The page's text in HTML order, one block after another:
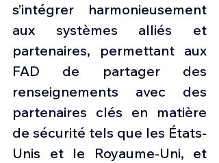
s’intégrer harmonieusement
aux systèmes alliés et
partenaires, permettant aux
FAD de partager des
renseignements avec des
partenaires clés en matière
de sécurité tels que les États-
Unis et le Royaume-Uni, et